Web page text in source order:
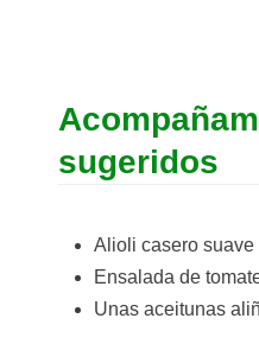
sugeridos
Alioli casero
Ensalada de
Unas aceitunas